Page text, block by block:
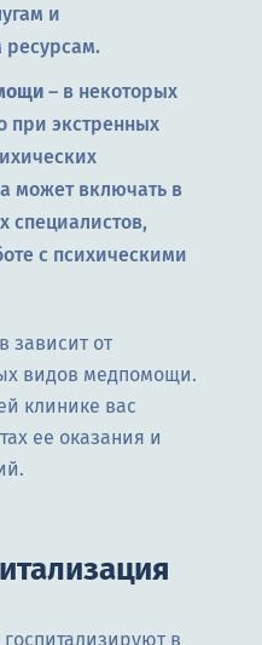
и
ресурсам.
– в некоторых
при экстренных
может включать в
специалистов,
с психическими
зависит от
видов медпомощи.
клинике вас
ее оказания и
в